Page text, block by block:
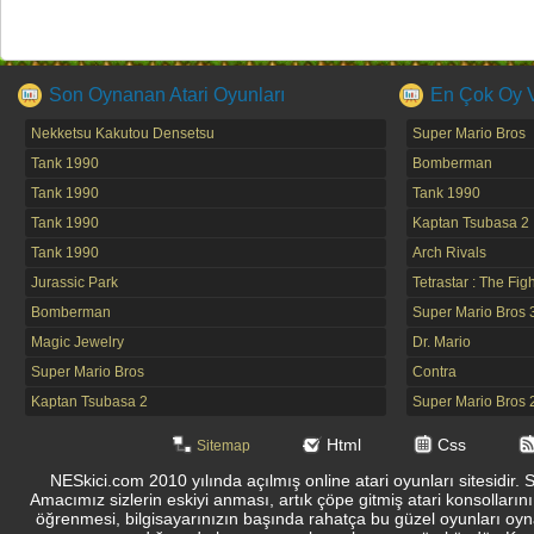
Son Oynanan Atari Oyunları
Nekketsu Kakutou Densetsu
Tank 1990
Tank 1990
Tank 1990
Tank 1990
Jurassic Park
Bomberman
Magic Jewelry
Super Mario Bros
Kaptan Tsubasa 2
En Çok Oy
Super Mario Bros
Bomberman
Tank 1990
Kaptan Tsubasa 2
Arch Rivals
Tetrastar : The
Super Mario Bros
Dr. Mario
Contra
Super Mario Bros
Sitemap Html
Css
NESkici.com 2010 yılında açılmış online atari oyunları
Amacımız sizlerin eskiyi anması, artık çöpe gitmiş atari
öğrenmesi, bilgisayarınızın başında rahatça bu güzel oyunları